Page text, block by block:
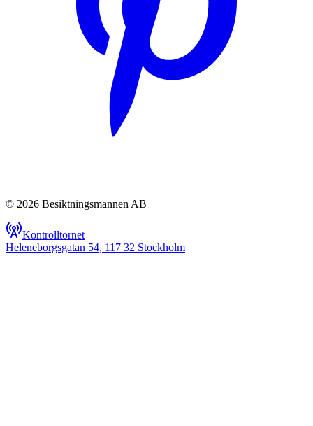
© 2026 Besiktningsmannen AB
Kontrolltornet
Heleneborgsgatan 54, 117 32 Stockholm